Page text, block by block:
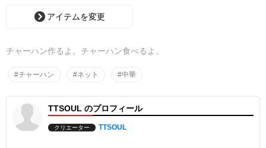
アイテムを変更
チャーハン作るよ。チャーハン食べるよ。
#チャーハン #ネット #中華
TTSOUL のプロフィール
クリエーター TTSOUL